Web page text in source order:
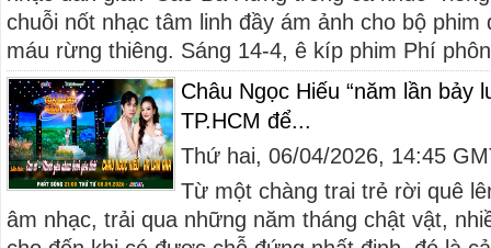
chuỗi nốt nhạc tâm linh đầy ám ảnh cho bộ phim
máu rừng thiêng. Sáng 14-4, ê kíp phim Phí
Châu Ngọc Hiếu “năm lần bảy
TP.HCM để...
Thứ hai, 06/04/2026, 14:45
Từ một chàng trai trẻ rời quê
âm nhạc, trải qua những năm tháng chật vật,